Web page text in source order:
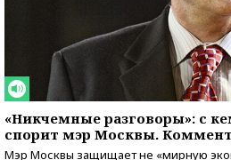
«Никчемные разговоры»: с
спорит мэр Москвы.
Мэр Москвы защищает не «мирную